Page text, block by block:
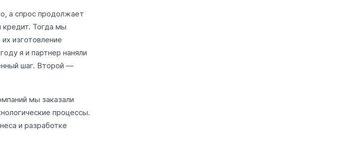
а спрос продолжает
кредит. Тогда мы
изготовление
я и партнер наняли
шаг. Второй —
мы заказали
процессы.
и разработке